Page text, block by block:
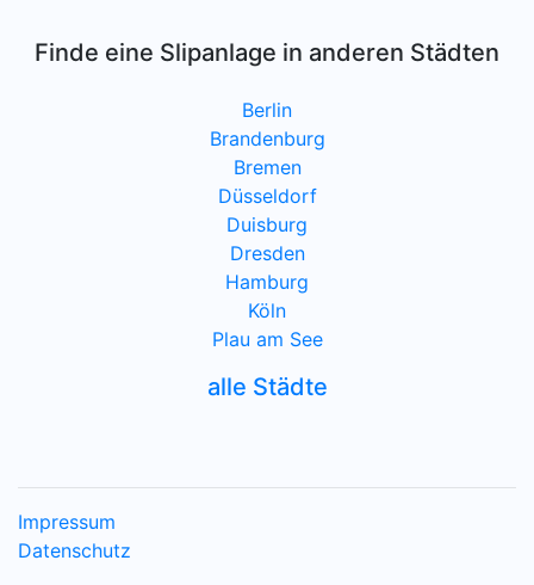
Finde eine Slipanlage in anderen Städten
Berlin
Brandenburg
Bremen
Düsseldorf
Duisburg
Dresden
Hamburg
Köln
Plau am See
alle Städte
Impressum
Datenschutz